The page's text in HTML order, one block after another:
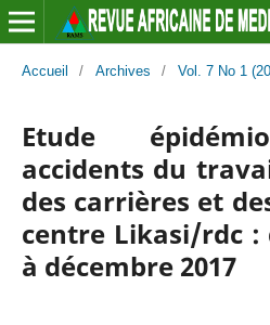
Accueil / Archives / Vol. 7 No 1
Etude
accidents du
des carrières et
centre Likasi/rdc :
à décembre 2017